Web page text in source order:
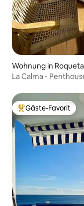
Wohnung in
La Calma -
Beliebter Gäste-
Gäste-Favorit